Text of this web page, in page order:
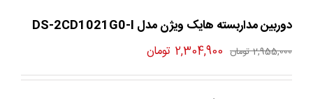
دوربین مداربسته هایک ویژن مدل DS-2CD1021G0-I
2,955,000تومان قیمت
2,304,900 تومانقیمت